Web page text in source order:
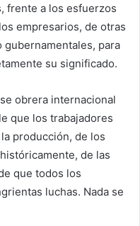
frente a los esfuerzos
empresarios, de otras
para
su significado.
obrera internacional
que los trabajadores
producción, de los
de las
que todos los
luchas. Nada se